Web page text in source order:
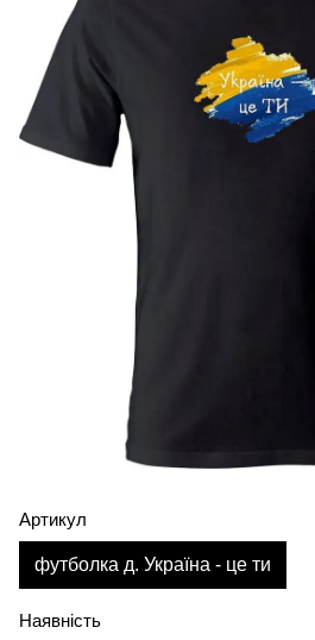
Артикул
футболка д. Україна - це ти
Наявність